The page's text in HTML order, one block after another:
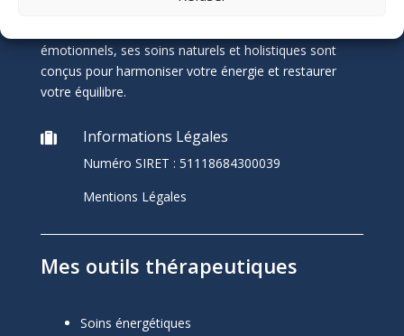
émotionnels, ses soins naturels et holistiques sont
conçus pour harmoniser votre énergie et restaurer
votre équilibre.
 Informations Légales
Numéro SIRET : 51118684300039
Mentions Légales
Mes outils thérapeutiques
Soins énergétiques